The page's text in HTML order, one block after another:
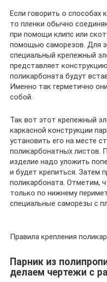
Если говорить о способах
то пленки обычно
при помощи клипс или
помощью саморезов. Для
специальный крепежный
представляет
поликарбоната будут
Именно так герметично
собой.
Так вот этот крепежный
каркасной конструкции
установить его на месте
поликарбонатных листов.
изделие надо уложить
и будет крепиться. Затем
поликарбоната. Отметим,
только по нижнему
специальные саморезы с
Правила крепления
Парник из
делаем чертежи с